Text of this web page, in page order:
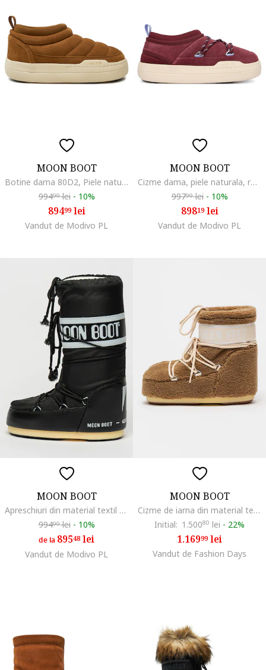
MOON BOOT
Botine dama 80D2, Piele naturala, Maro
99499lei - 10%
89499lei
Vandut de Modivo PL
MOON BOOT
Cizme dama, piele naturala, rosu, Rosu
99799lei - 10%
89819lei
Vandut de Modivo PL
MOON BOOT
Apreschiuri din material textil MB Icon, Negru/Gri
99499lei - 10%
de la 89548 lei
Vandut de Modivo PL
MOON BOOT
Cizme de iarna din material teddy Icon, Maro camel
Initial: 1.50080 lei - 22%
1.16999lei
Vandut de Fashion Days